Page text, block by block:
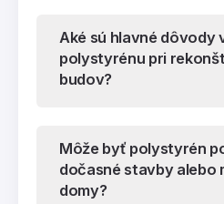
Aké sú hlavné dôvody
polystyrénu pri
budov?
Môže byť polystyrén
dočasné stavby alebo
domy?